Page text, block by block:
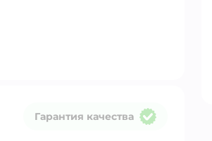
Гарантия качества